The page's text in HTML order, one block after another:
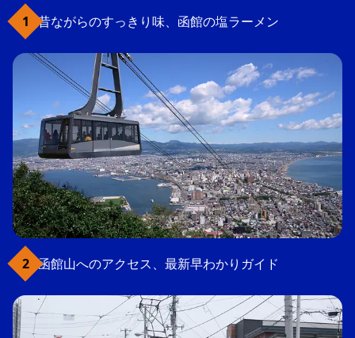
昔ながらのすっきり味、函館の塩ラーメン
函館山へのアクセス、最新早わかりガイド